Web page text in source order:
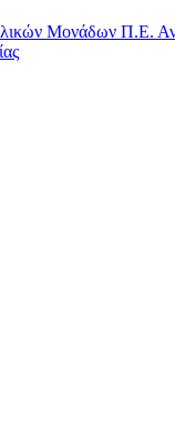
Μονάδων Π.Ε.